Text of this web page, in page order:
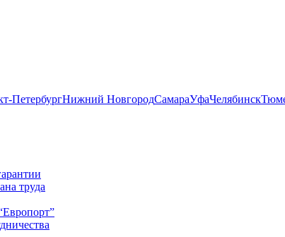
ПетербургНижний НовгородСамараУфаЧелябинск
труда